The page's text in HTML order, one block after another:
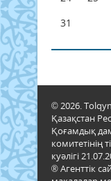
31
© 2026.
Қазақстан
Қоғамдық
комитетінің
куәлігі
® Агенттік